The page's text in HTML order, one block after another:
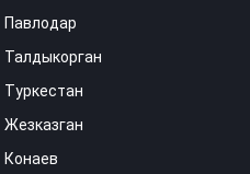
Павлодар
Талдыкорган
Туркестан
Жезказган
Конаев